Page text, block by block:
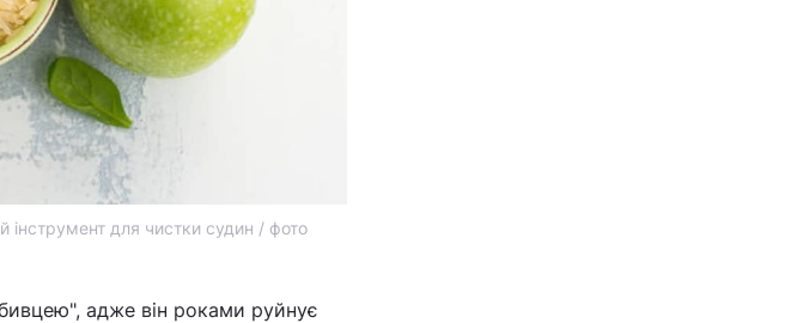
інструмент для чистки судин / фото
адже він роками руйнує